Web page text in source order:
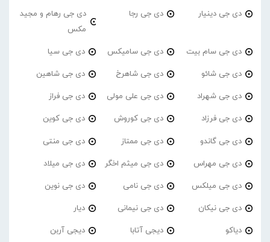
دی جی دینیار دی جی رجا
دی جی رهام و مجید
مکس
دی جی سام بیت دی جی سامیکس دی جی سیا
دی جی شائو دی جی شاهرخ دی جی شاهین
دی جی شهراد دی جی علی مولی دی جی فراز
دی جی فرزاد دی جی کوروش دی جی کوین
دی جی گاندو دی جی ممتاز دی جی منتی
دی جی مهراس دی جی میثم اخگر دی جی میلاد
دی جی میلکس دی جی نامی دی جی نوین
دی جی نیکان دی جی نیمانی دیار
دیاکو دیجی آتابا دیجی آربن